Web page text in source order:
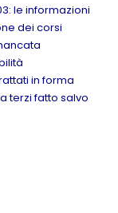
le informazioni
dei corsi
in forma
terzi fatto salvo